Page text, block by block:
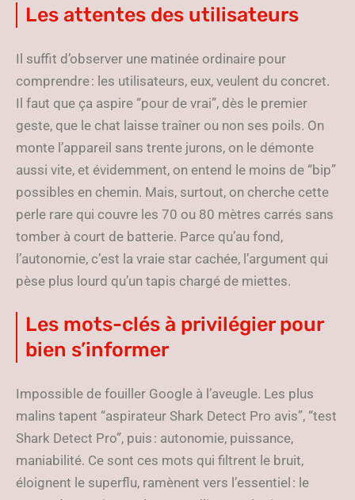
Les attentes des utilisateurs
Il suffit d’observer une matinée ordinaire pour
comprendre : les utilisateurs, eux, veulent du concret.
Il faut que ça aspire “pour de vrai”, dès le premier
geste, que le chat laisse traîner ou non ses poils. On
monte l’appareil sans trente jurons, on le démonte
aussi vite, et évidemment, on entend le moins de “bip”
possibles en chemin. Mais, surtout, on cherche cette
perle rare qui couvre les 70 ou 80 mètres carrés sans
tomber à court de batterie. Parce qu’au fond,
l’autonomie, c’est la vraie star cachée, l’argument qui
pèse plus lourd qu’un tapis chargé de miettes.
Les mots-clés à privilégier pour
bien s’informer
Impossible de fouiller Google à l’aveugle. Les plus
malins tapent “aspirateur Shark Detect Pro avis”, “test
Shark Detect Pro”, puis : autonomie, puissance,
maniabilité. Ce sont ces mots qui filtrent le bruit,
éloignent le superflu, ramènent vers l’essentiel : le